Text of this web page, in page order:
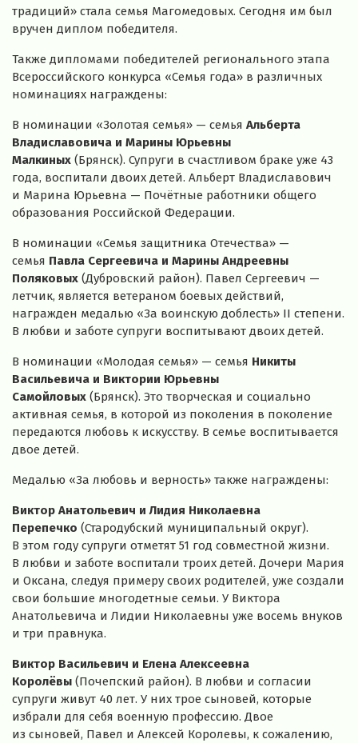
традиций» стала семья Магомедовых. Сегодня им был
вручен диплом победителя.
Также дипломами победителей регионального этапа
Всероссийского конкурса «Семья года» в различных
номинациях награждены:
В номинации «Золотая семья» — семья Альберта
Владиславовича и Марины Юрьевны
Малкиных (Брянск). Супруги в счастливом браке уже 43
года, воспитали двоих детей. Альберт Владиславович
и Марина Юрьевна — Почётные работники общего
образования Российской Федерации.
В номинации «Семья защитника Отечества» —
семья Павла Сергеевича и Марины Андреевны
Поляковых (Дубровский район). Павел Сергеевич —
летчик, является ветераном боевых действий,
награжден медалью «За воинскую доблесть» II степени.
В любви и заботе супруги воспитывают двоих детей.
В номинации «Молодая семья» — семья Никиты
Васильевича и Виктории Юрьевны
Самойловых (Брянск). Это творческая и социально
активная семья, в которой из поколения в поколение
передаются любовь к искусству. В семье воспитывается
двое детей.
Медалью «За любовь и верность» также награждены:
Виктор Анатольевич и Лидия Николаевна
Перепечко (Стародубский муниципальный округ).
В этом году супруги отметят 51 год совместной жизни.
В любви и заботе воспитали троих детей. Дочери Мария
и Оксана, следуя примеру своих родителей, уже создали
свои большие многодетные семьи. У Виктора
Анатольевича и Лидии Николаевны уже восемь внуков
и три правнука.
Виктор Васильевич и Елена Алексеевна
Королёвы (Почепский район). В любви и согласии
супруги живут 40 лет. У них трое сыновей, которые
избрали для себя военную профессию. Двое
из сыновей, Павел и Алексей Королевы, к сожалению,